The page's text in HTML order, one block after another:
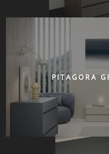
PITAGORA